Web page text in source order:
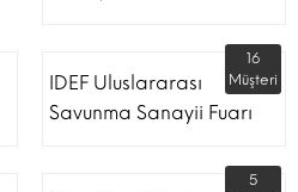
IDEF Uluslararası
Savunma Sanayii Fuarı
16
Müşteri
5